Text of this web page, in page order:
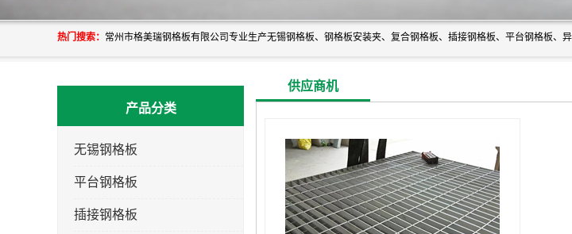
热门搜索：
产品分类
无锡钢格板
平台钢格板
插接钢格板
供应商机